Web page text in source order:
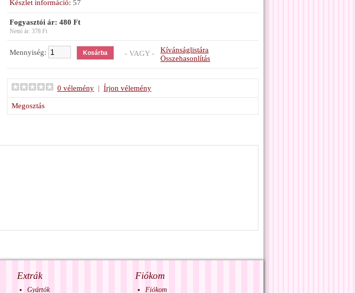
Készlet információ: 57
Fogyasztói ár: 480 Ft
Nettó ár: 378 Ft
Mennyiség: - VAGY - Kívánságlistára
Összehasonlítás
0 vélemény | Írjon vélemény
Megosztás
Extrák
Gyártók
Fiókom
Fiókom